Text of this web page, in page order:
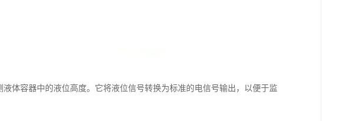
体容器中的液位高度。它将液位信号转换为标准的电信号输出，以便于监